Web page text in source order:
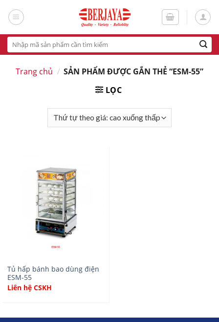
Tìm
kiếm:
Trang chủ / SẢN PHẨM ĐƯỢC GẮN THẺ “ESM-55”
LỌC
Tủ hấp bánh bao dùng điện
ESM-55
Liên hệ CSKH